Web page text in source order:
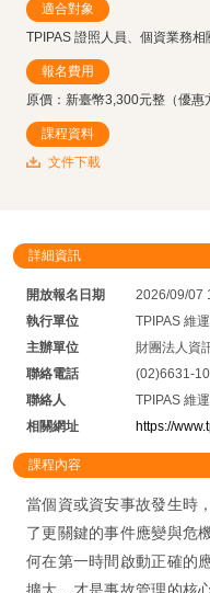
適合對象
TPIPAS 證照人員、個資業務
報名費用
原價：新臺幣3,300元整（優惠
課程資料
文件下載
詳細資訊
開放報名日期
2026/09/07
執行單位
TPIPAS 維
主辦單位
財團法人資
聯絡電話
(02)6631-
聯絡人
TPIPAS 維
相關網址
https://
課程內容
當個資或資安事故發生時
了更關鍵的事件應變與危
何在第一時間啟動正確的